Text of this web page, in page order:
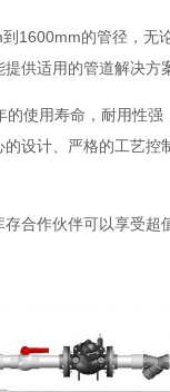
1600mm的管径，无
供适用的管道解决方
的使用寿命，耐用性强
的设计、严格的工艺控
存合作伙伴可以享受超